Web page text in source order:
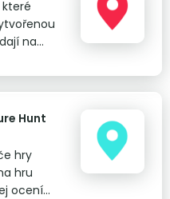
které
na
se liší
mapě.
Hunt
hry
hru
ocení